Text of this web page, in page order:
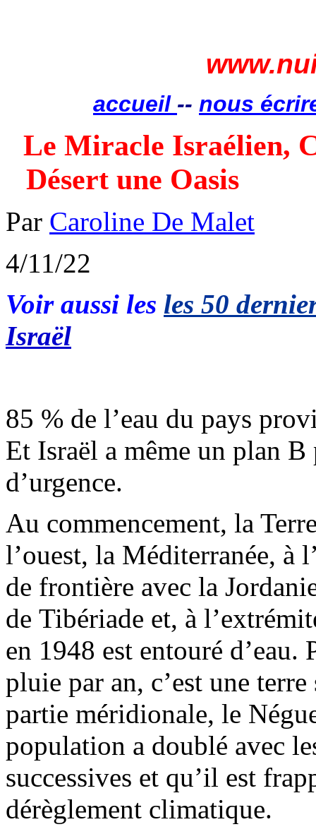
accueil -- nous
Le Miracle Israélien,
Désert une Oasis
Par Caroline De Malet
4/11/22
Voir aussi les les 50
Israël
85 % de l’eau du pays
Et Israël a même un plan
d’urgence.
Au commencement, la
l’ouest, la Méditerranée, à
de frontière avec la
de Tibériade et, à
en 1948 est entouré
pluie par an, c’est une
partie méridionale, le
population a doublé avec
successives et qu’il est
dérèglement climatique.